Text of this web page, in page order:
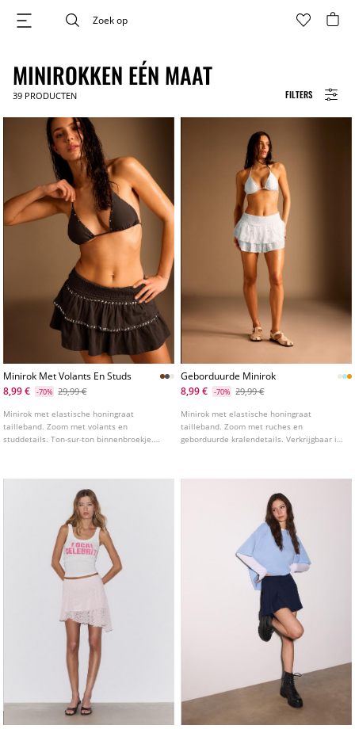
FILTERS
MINIROKKEN EÉN MAAT
39 PRODUCTEN
Minirok Met Volants En Studs
8,99 €
-70% 29,99 €
Minirok met elastische honingraat
tailleband. Zoom met volants en
studdetails. Ton-sur-ton binnenbroekje.
Geborduurde Minirok
8,99 €
-70% 29,99 €
Minirok met elastische honingraat
tailleband. Zoom met ruches en
geborduurde kralendetails. Verkrijgbaar in